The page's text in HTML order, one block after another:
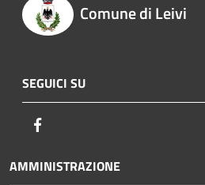
Comune di Leivi
SEGUICI SU
AMMINISTRAZIONE